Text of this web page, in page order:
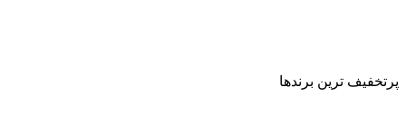
پرتخفیف ترین برندها